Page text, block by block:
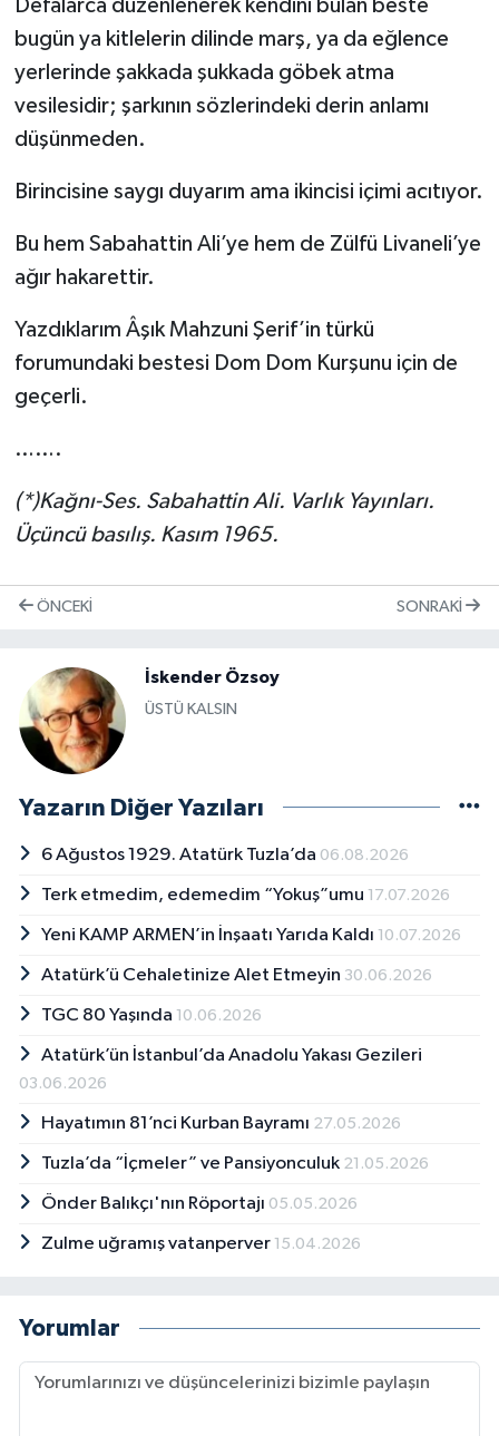
Defalarca düzenlenerek kendini bulan beste
bugün ya kitlelerin dilinde marş, ya da eğlence
yerlerinde şakkada şukkada göbek atma
vesilesidir; şarkının sözlerindeki derin anlamı
düşünmeden.
Birincisine saygı duyarım ama ikincisi içimi acıtıyor.
Bu hem Sabahattin Ali’ye hem de Zülfü Livaneli’ye
ağır hakarettir.
Yazdıklarım Âşık Mahzuni Şerif’in türkü
forumundaki bestesi Dom Dom Kurşunu için de
geçerli.
…….
(*)Kağnı-Ses. Sabahattin Ali. Varlık Yayınları.
Üçüncü basılış. Kasım 1965.
ÖNCEKI SONRAKI
İskender Özsoy
ÜSTÜ KALSIN
Yazarın Diğer Yazıları
6 Ağustos 1929. Atatürk Tuzla’da 06.08.2026
Terk etmedim, edemedim “Yokuş”umu 17.07.2026
Yeni KAMP ARMEN’in İnşaatı Yarıda Kaldı 10.07.2026
Atatürk’ü Cehaletinize Alet Etmeyin 30.06.2026
TGC 80 Yaşında 10.06.2026
Atatürk’ün İstanbul’da Anadolu Yakası Gezileri
03.06.2026
Hayatımın 81’nci Kurban Bayramı 27.05.2026
Tuzla’da “İçmeler” ve Pansiyonculuk 21.05.2026
Önder Balıkçı'nın Röportajı 05.05.2026
Zulme uğramış vatanperver 15.04.2026
Yorumlar